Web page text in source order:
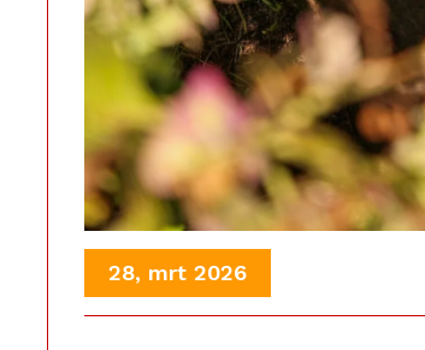
28, mrt 2026